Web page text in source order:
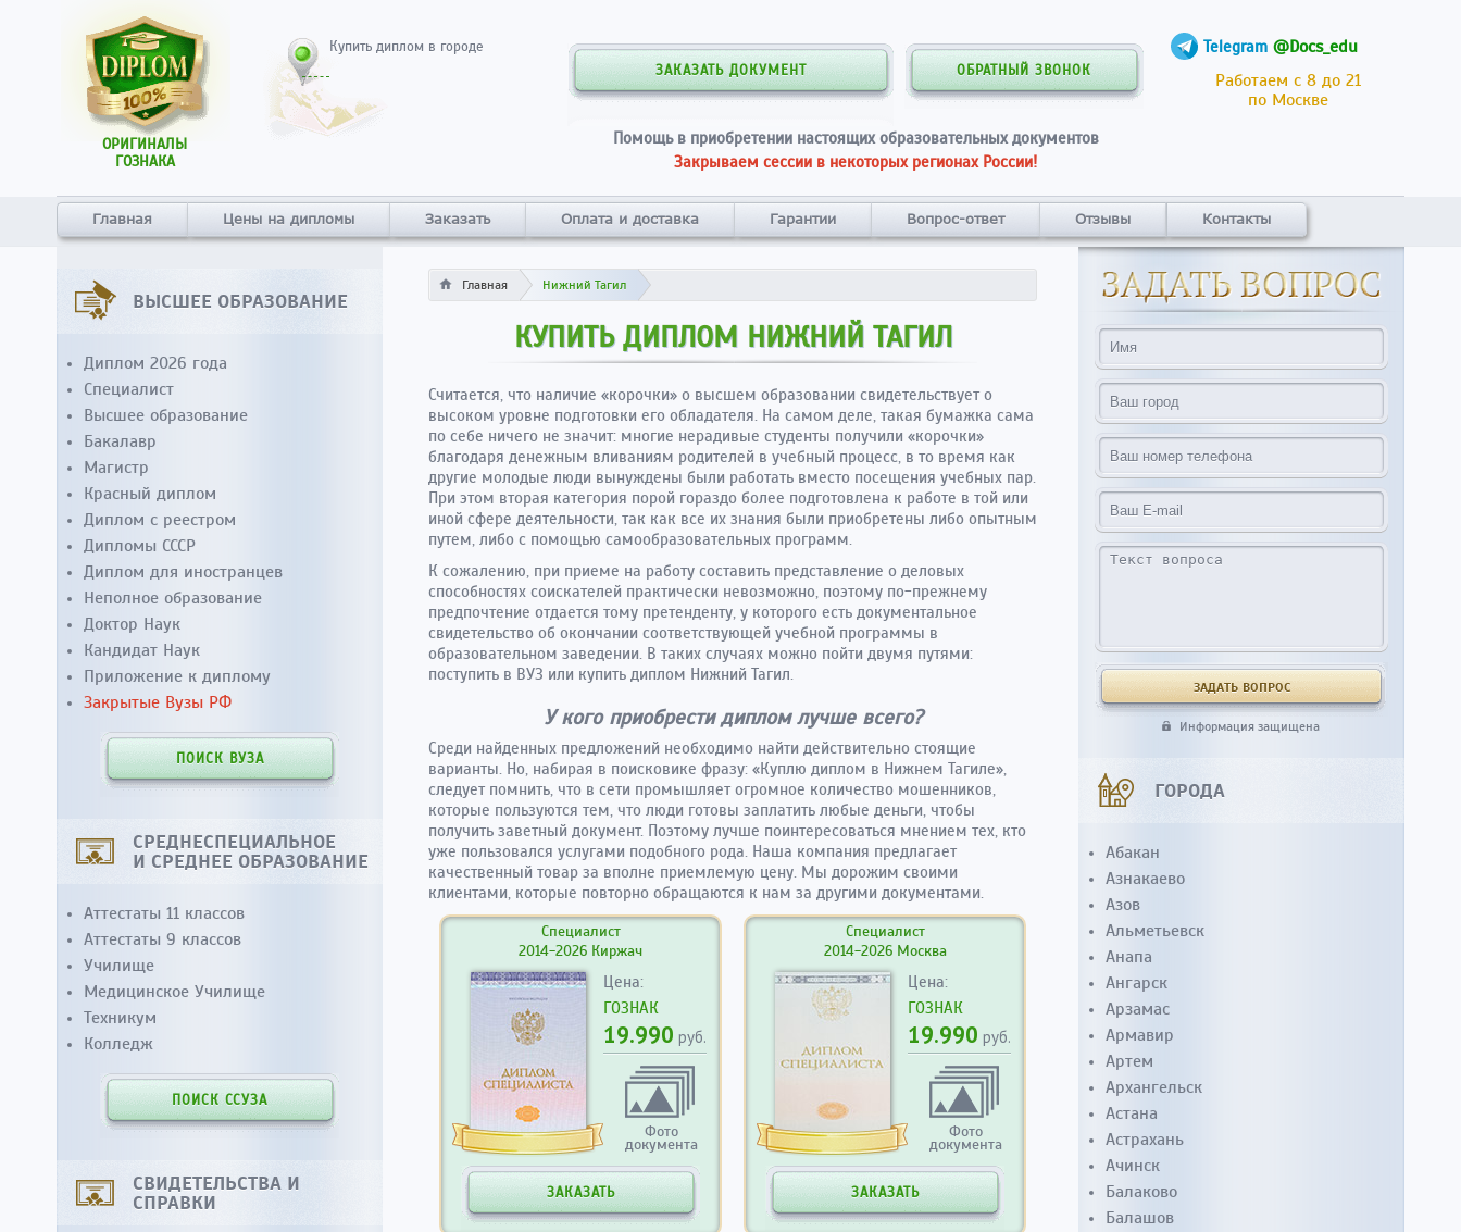
ОРИГИНАЛЫ
ГОЗНАКА
Купить диплом в городе Telegram @Docs_edu
Работаем с 8 до 21
по Москве
ЗАКАЗАТЬ ДОКУМЕНТ ОБРАТНЫЙ ЗВОНОК
Помощь в приобретении настоящих образовательных документов
Закрываем сессии в некоторых регионах России!
Главная Цены на дипломы Заказать Оплата и доставка Гарантии Вопрос-ответ Отзывы Контакты
Главная Нижний Тагил
КУПИТЬ ДИПЛОМ НИЖНИЙ ТАГИЛ
Считается, что наличие «корочки» о высшем образовании свидетельствует о
высоком уровне подготовки его обладателя. На самом деле, такая бумажка сама
по себе ничего не значит: многие нерадивые студенты получили «корочки»
благодаря денежным вливаниям родителей в учебный процесс, в то время как
другие молодые люди вынуждены были работать вместо посещения учебных пар.
При этом вторая категория порой гораздо более подготовлена к работе в той или
иной сфере деятельности, так как все их знания были приобретены либо опытным
путем, либо с помощью самообразовательных программ.
К сожалению, при приеме на работу составить представление о деловых
способностях соискателей практически невозможно, поэтому по-прежнему
предпочтение отдается тому претенденту, у которого есть документальное
свидетельство об окончании соответствующей учебной программы в
образовательном заведении. В таких случаях можно пойти двумя путями:
поступить в ВУЗ или купить диплом Нижний Тагил.
У кого приобрести диплом лучше всего?
Среди найденных предложений необходимо найти действительно стоящие
варианты. Но, набирая в поисковике фразу: «Куплю диплом в Нижнем Тагиле»,
следует помнить, что в сети промышляет огромное количество мошенников,
которые пользуются тем, что люди готовы заплатить любые деньги, чтобы
получить заветный документ. Поэтому лучше поинтересоваться мнением тех, кто
уже пользовался услугами подобного рода. Наша компания предлагает
качественный товар за вполне приемлемую цену. Мы дорожим своими
клиентами, которые повторно обращаются к нам за другими документами.
Специалист
2014-2026 Киржач
Цена:
ГОЗНАК
19.990 руб.
Фото
документа
ЗАКАЗАТЬ
Специалист
2014-2026 Москва
Цена:
ГОЗНАК
19.990 руб.
Фото
документа
ЗАКАЗАТЬ
ВЫСШЕЕ ОБРАЗОВАНИЕ
Диплом 2026 года
Специалист
Высшее образование
Бакалавр
Магистр
Красный диплом
Диплом с реестром
Дипломы СССР
Диплом для иностранцев
Неполное образование
Доктор Наук
Кандидат Наук
Приложение к диплому
Закрытые Вузы РФ
ПОИСК ВУЗА
СРЕДНЕСПЕЦИАЛЬНОЕ
И СРЕДНЕЕ ОБРАЗОВАНИЕ
Аттестаты 11 классов
Аттестаты 9 классов
Училище
Медицинское Училище
Техникум
Колледж
ПОИСК ССУЗА
СВИДЕТЕЛЬСТВА И
СПРАВКИ
Информация защищена
ГОРОДА
Абакан
Азнакаево
Азов
Альметьевск
Анапа
Ангарск
Арзамас
Армавир
Артем
Архангельск
Астана
Астрахань
Ачинск
Балаково
Балашов